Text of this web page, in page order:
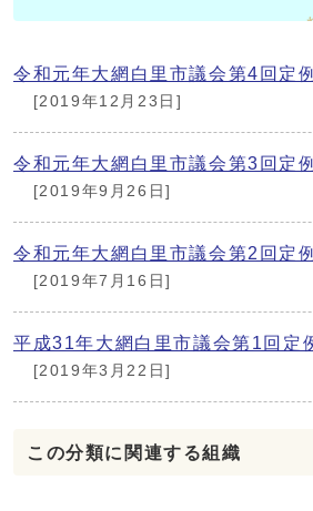
令和元年大網白里市議会第4回定
[2019年12月23日]
令和元年大網白里市議会第3回定
[2019年9月26日]
令和元年大網白里市議会第2回定
[2019年7月16日]
平成31年大網白里市議会第1回定
[2019年3月22日]
この分類に関連する組織